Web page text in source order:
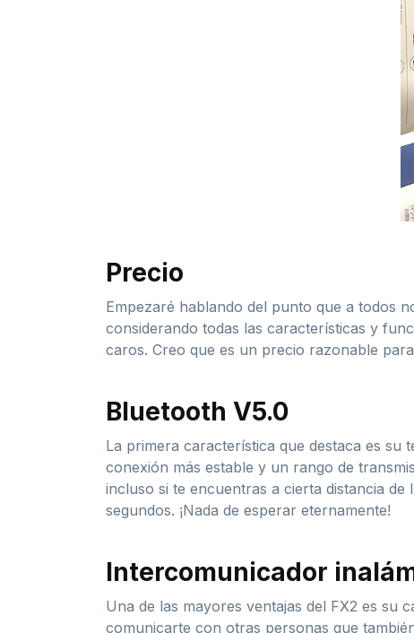
Precio
Empezaré hablando del punto que a todos
considerando todas las características y
caros. Creo que es un precio razonable
Bluetooth V5.0
La primera característica que destaca es
conexión más estable y un rango de
incluso si te encuentras a cierta distancia
segundos. ¡Nada de esperar eternamente!
Intercomunicador
Una de las mayores ventajas del FX2 es su
comunicarte con otras personas que